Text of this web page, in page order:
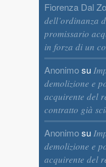
Fiorenza Dal
dell’ordinanza
promissario
in forza di un
Anonimosu
demolizione e
acquirente del
contratto già
Anonimosu
demolizione e
acquirente del